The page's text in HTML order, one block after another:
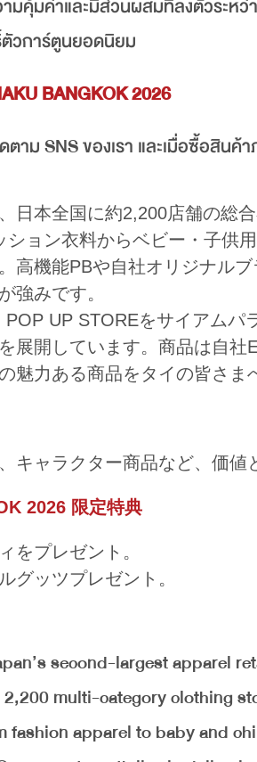
มคุ้มค่าและมีส่วนผสมที่ลงตัวระห
วการ์ตูนยอดนิยม
BANGKOK 2026
าม SNS ของเรา และเมื่อซื้อสินค้า
日本全国に約2,200店舗の総
ション衣料からベビー・子供
高機能PBや自社オリジナル
強みです。
UP STOREをサイアム
展開しています。商品は自
魅力ある商品をタイの皆さま
キャラクター商品など、価値
2026 限定特典
をプレゼント。
グッツプレゼント。
second-largest apparel
multi-category clothing
apparel to baby and